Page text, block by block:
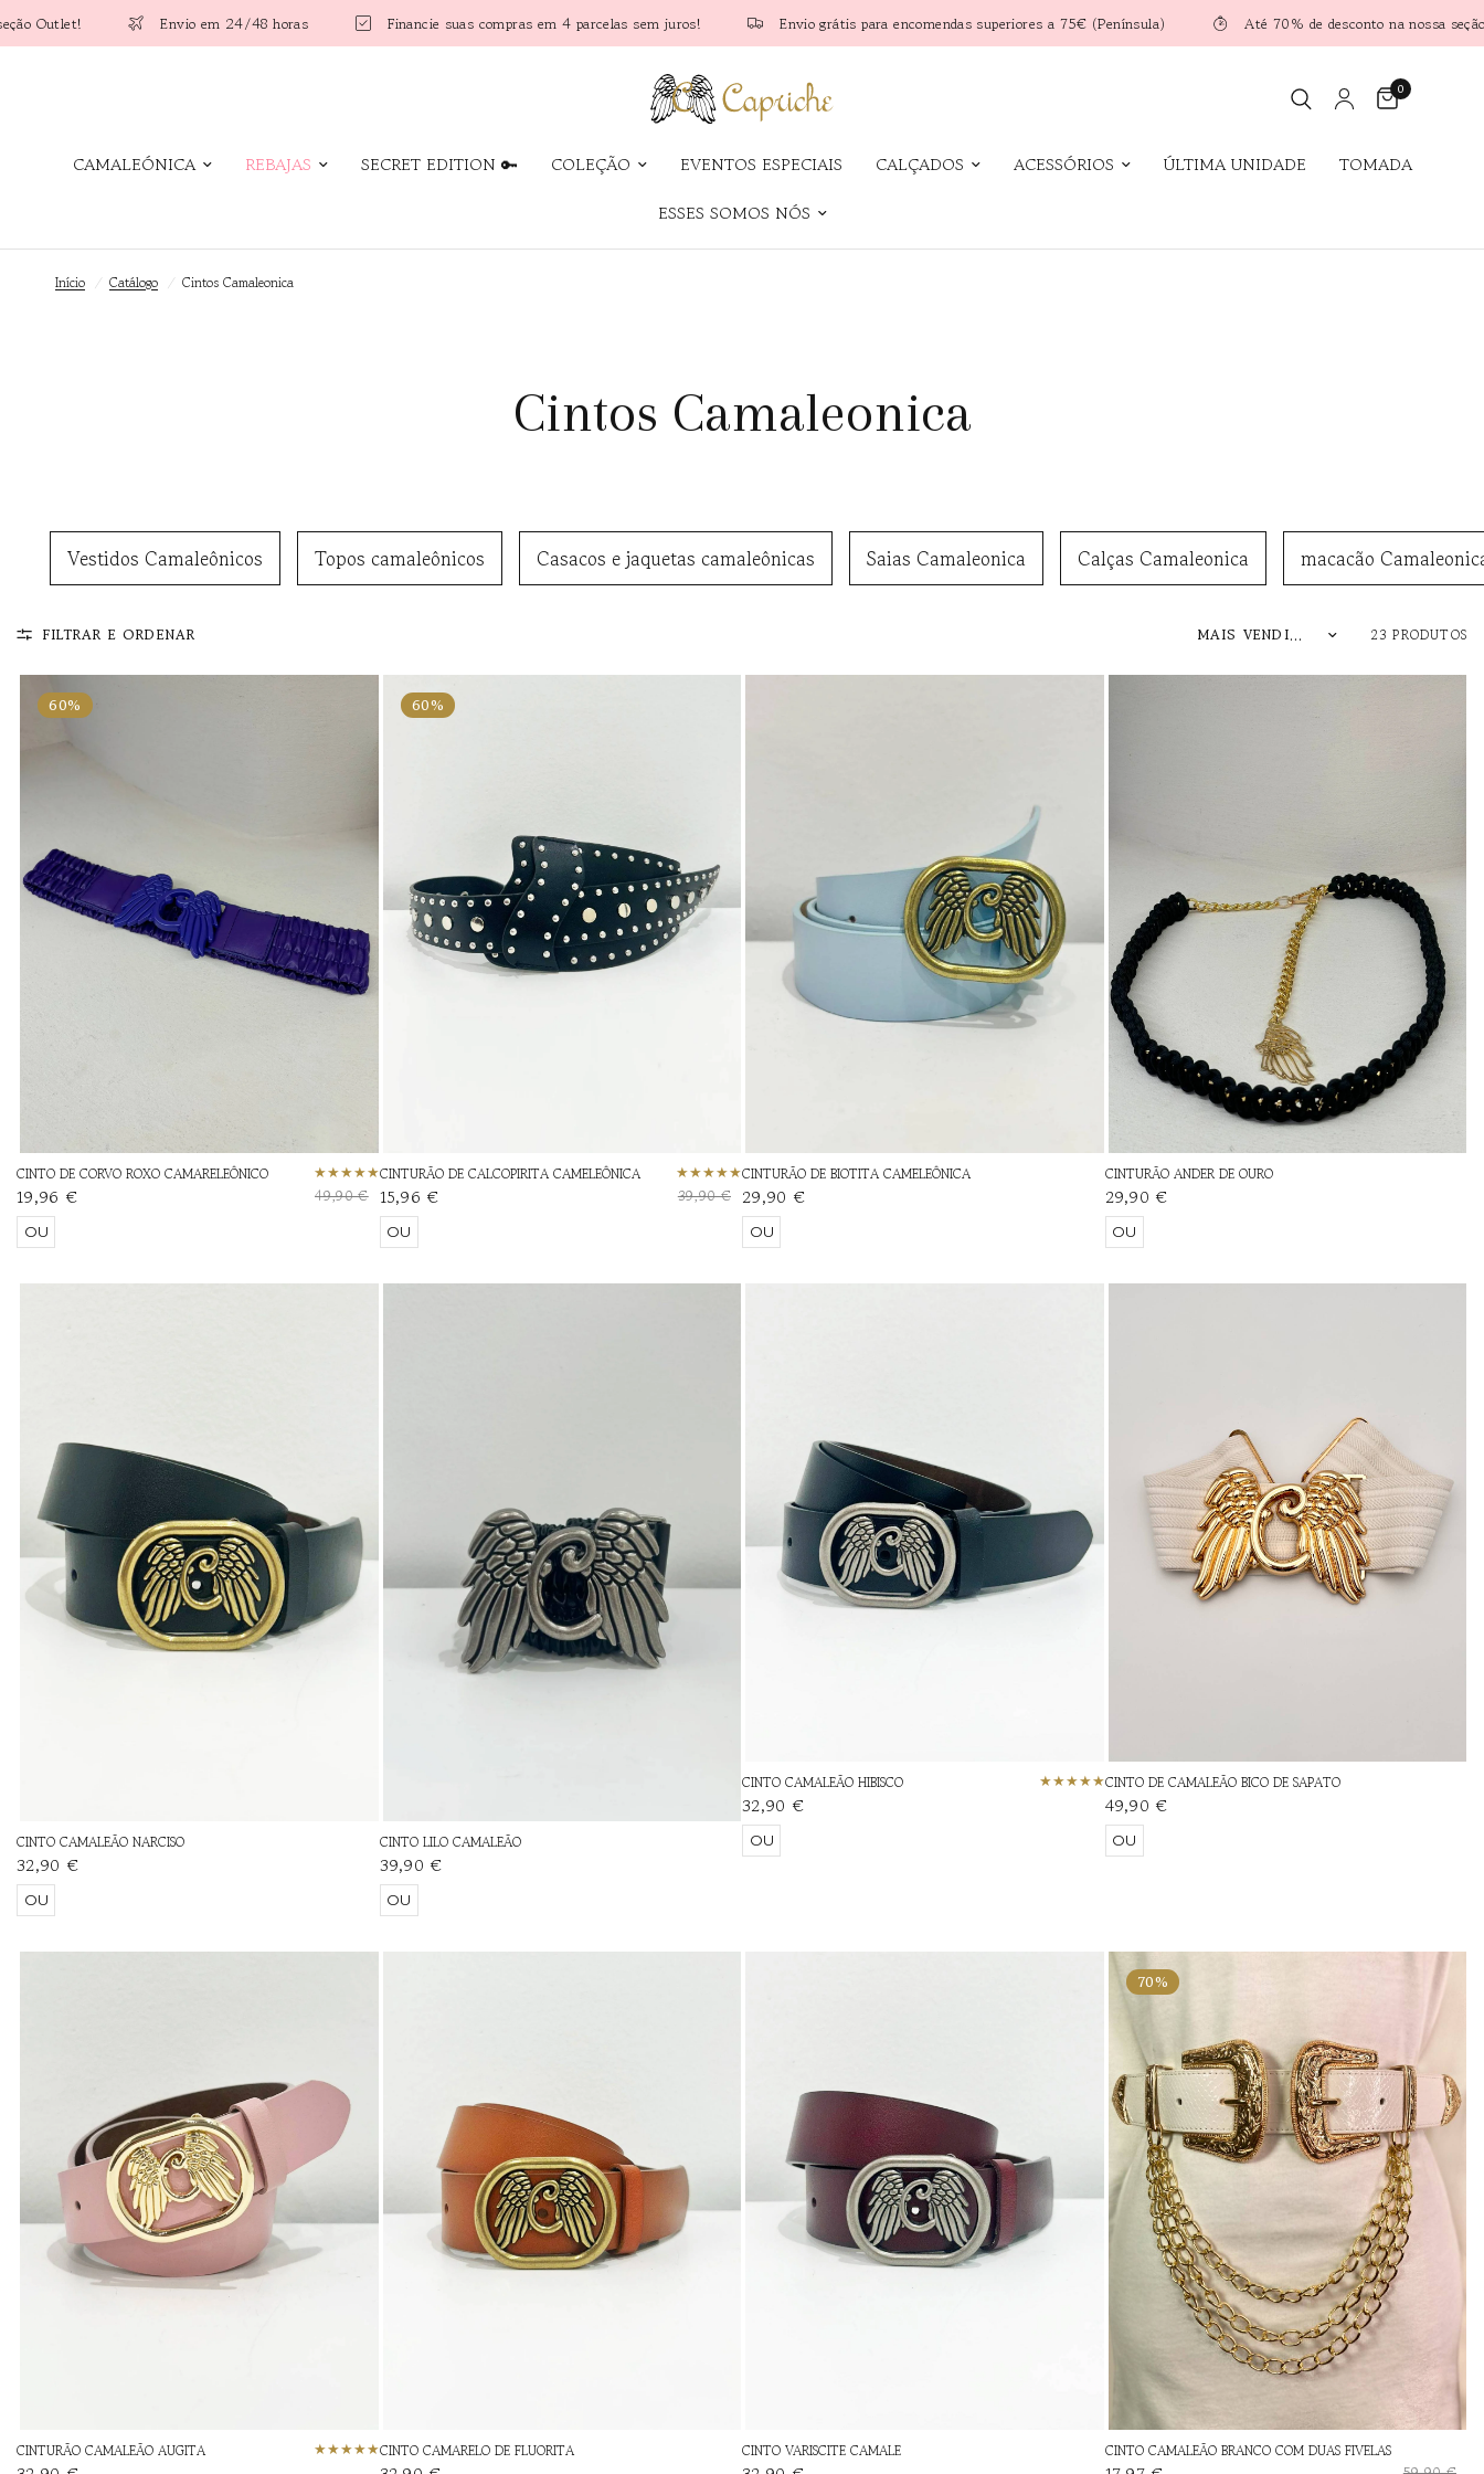
Envio em 24/48 horas Financie suas compras em 4 parcelas sem juros! Envio grátis para encomendas superiores a 75€ (Península) Até 70% de desconto na nossa seção Outlet!
0
CAMALEÓNICA REBAJAS SECRET EDITION 🔑 COLEÇÃO EVENTOS ESPECIAIS CALÇADOS ACESSÓRIOS ÚLTIMA UNIDADE TOMADA
ESSES SOMOS NÓS
Início / Catálogo / Cintos Camaleonica
Cintos Camaleonica
Vestidos Camaleônicos Topos camaleônicos Casacos e jaquetas camaleônicas Saias Camaleonica Calças Camaleonica macacão
FILTRAR E ORDENAR 23 PRODUTOS
60%
CINTO DE CORVO ROXO CAMARELEÔNICO
49,90 €
19,96 €
OU
60%
CINTURÃO DE CALCOPIRITA CAMELEÔNICA
39,90 €
15,96 €
OU
CINTURÃO DE BIOTITA CAMELEÔNICA
29,90 €
OU
CINTURÃO ANDER DE OURO
29,90 €
OU
CINTO CAMALEÃO NARCISO
32,90 €
OU
CINTO LILO CAMALEÃO
39,90 €
OU
CINTO CAMALEÃO HIBISCO
32,90 €
OU
CINTO DE CAMALEÃO BICO DE SAPATO
49,90 €
OU
CINTURÃO CAMALEÃO AUGITA CINTO CAMARELO DE FLUORITA CINTO VARISCITE CAMALE
70%
CINTO CAMALEÃO BRANCO COM DUAS FIVELAS